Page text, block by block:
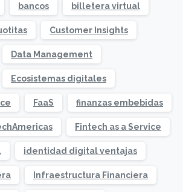
bancos billetera virtual
Customer Insights
Data Management
Ecosistemas digitales
FaaS finanzas embebidas
Fintech as a Service
identidad digital ventajas
Infraestructura Financiera